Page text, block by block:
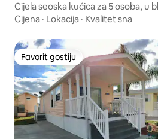
Cijela seoska kućica za 5 osoba, u
Universal!
Cijena · Lokacija · Kvalitet sna
Favorit gostiju
Favorit gostiju